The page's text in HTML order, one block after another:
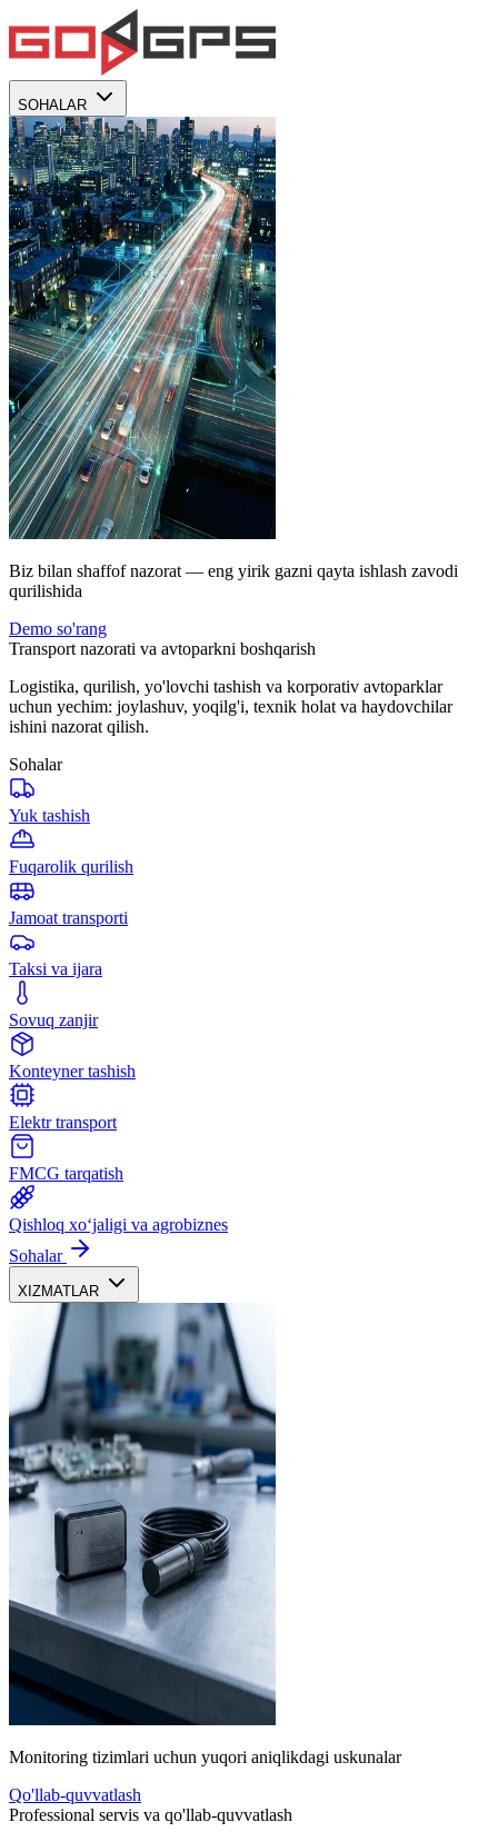
SOHALAR
Biz bilan shaffof nazorat — eng yirik gazni qayta ishlash zavodi
qurilishida
Demo so'rang
Transport nazorati va avtoparkni boshqarish
Logistika, qurilish, yo'lovchi tashish va korporativ avtoparklar
uchun yechim: joylashuv, yoqilg'i, texnik holat va haydovchilar
ishini nazorat qilish.
Sohalar
Yuk tashish
Fuqarolik qurilish
Jamoat transporti
Taksi va ijara
Sovuq zanjir
Konteyner tashish
Elektr transport
FMCG tarqatish
Qishloq xoʻjaligi va agrobiznes
Sohalar
XIZMATLAR
Monitoring tizimlari uchun yuqori aniqlikdagi uskunalar
Qo'llab-quvvatlash
Professional servis va qo'llab-quvvatlash